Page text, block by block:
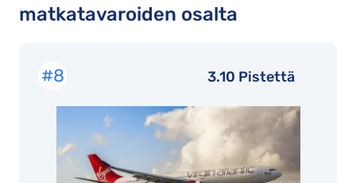
matkatavaroiden osalta
#8 3.10 Pistettä